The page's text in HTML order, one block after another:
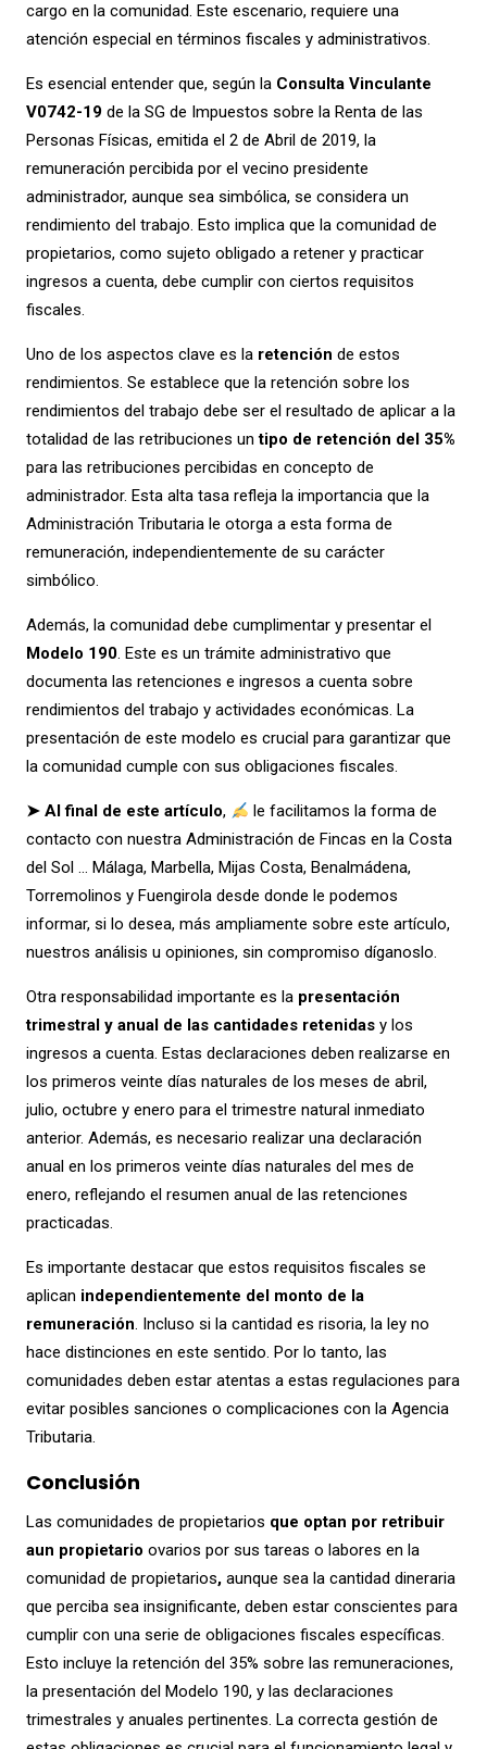
cargo en la comunidad. Este escenario, requiere una
atención especial en términos fiscales y administrativos.
Es esencial entender que, según la Consulta Vinculante
V0742-19de la SG de Impuestos sobre la Renta de las
Personas Físicas, emitida el 2 de Abril de 2019, la
remuneración percibida por el vecino presidente
administrador, aunque sea simbólica, se considera un
rendimiento del trabajo. Esto implica que la comunidad de
propietarios, como sujeto obligado a retener y practicar
ingresos a cuenta, debe cumplir con ciertos requisitos
fiscales.
Uno de los aspectos clave es la retención de estos
rendimientos. Se establece que la retención sobre los
rendimientos del trabajo debe ser el resultado de aplicar a la
totalidad de las retribuciones untipo de retención del 35%
para las retribuciones percibidas en concepto de
administrador. Esta alta tasa refleja la importancia que la
Administración Tributaria le otorga a esta forma de
remuneración, independientemente de su carácter
simbólico.
Además, la comunidad debe cumplimentar y presentar el
Modelo 190. Este es un trámite administrativo que
documenta las retenciones e ingresos a cuenta sobre
rendimientos del trabajo y actividades económicas. La
presentación de este modelo es crucial para garantizar que
la comunidad cumple con sus obligaciones fiscales.
➤ Al final de este artículo,
le facilitamos la forma de
contacto con nuestra Administración de Fincas en la Costa
del Sol … Málaga, Marbella, Mijas Costa, Benalmádena,
Torremolinos y Fuengirola desde donde le podemos
informar, si lo desea, más ampliamente sobre este artículo,
nuestros análisis u opiniones, sin compromiso díganoslo.
Otra responsabilidad importante es la presentación
trimestral y anual de las cantidades retenidasy los
ingresos a cuenta. Estas declaraciones deben realizarse en
los primeros veinte días naturales de los meses de abril,
julio, octubre y enero para el trimestre natural inmediato
anterior. Además, es necesario realizar una declaración
anual en los primeros veinte días naturales del mes de
enero, reflejando el resumen anual de las retenciones
practicadas.
Es importante destacar que estos requisitos fiscales se
aplican independientemente del monto de la
remuneración. Incluso si la cantidad es risoria, la ley no
hace distinciones en este sentido. Por lo tanto, las
comunidades deben estar atentas a estas regulaciones para
evitar posibles sanciones o complicaciones con la Agencia
Tributaria.
Conclusión
Las comunidades de propietarios que optan por retribuir
aun propietario ovarios por sus tareas o labores en la
comunidad de propietarios,aunque sea la cantidad dineraria
que perciba sea insignificante, deben estar conscientes para
cumplir con una serie de obligaciones fiscales específicas.
Esto incluye la retención del 35% sobre las remuneraciones,
la presentación del Modelo 190, y las declaraciones
trimestrales y anuales pertinentes. La correcta gestión de